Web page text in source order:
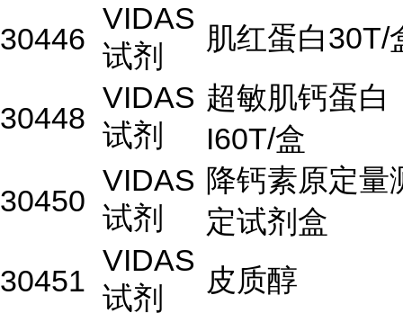
30446
VIDAS
试剂
肌红蛋白30T/
30448
VIDAS
试剂
超敏肌钙蛋白
I60T/盒
30450
VIDAS
试剂
降钙素原定量
定试剂盒
30451
VIDAS
试剂
皮质醇